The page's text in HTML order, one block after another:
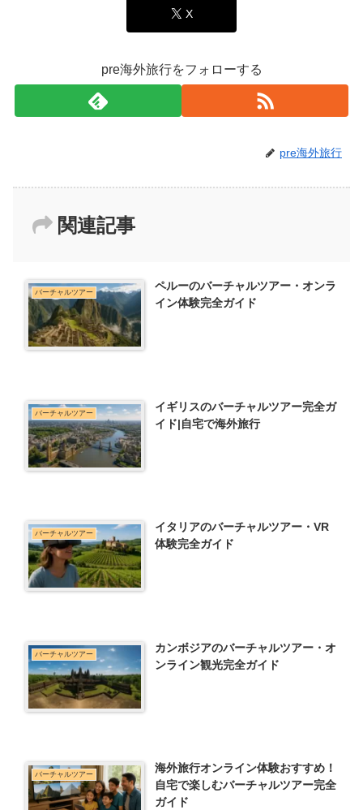
X
pre海外旅行をフォローする
pre海外旅行
関連記事
バーチャルツアー
ペルーのバーチャルツアー・オンラ
イン体験完全ガイド
バーチャルツアー
イギリスのバーチャルツアー完全ガ
イド|自宅で海外旅行
バーチャルツアー
イタリアのバーチャルツアー・VR
体験完全ガイド
バーチャルツアー
カンボジアのバーチャルツアー・オ
ンライン観光完全ガイド
バーチャルツアー
海外旅行オンライン体験おすすめ！
自宅で楽しむバーチャルツアー完全
ガイド